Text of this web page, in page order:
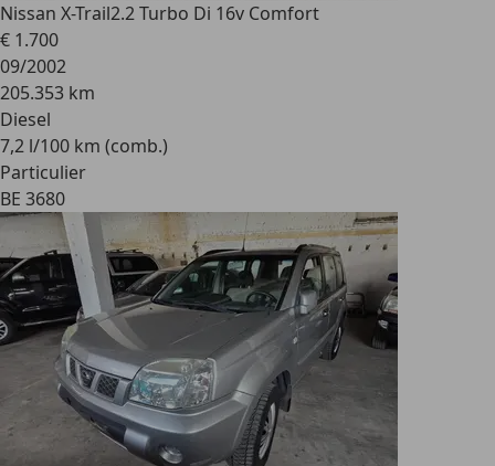
Nissan X-Trail2.2 Turbo Di 16v Comfort
€ 1.700
09/2002
205.353 km
Diesel
7,2 l/100 km (comb.)
Particulier
BE 3680